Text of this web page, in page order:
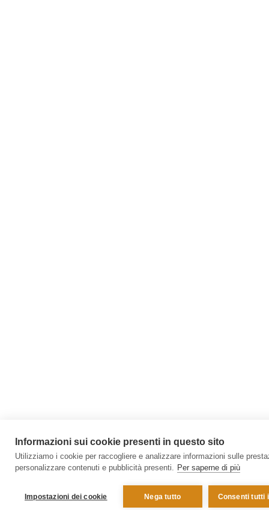
Informazioni sui cookie presenti in questo sito
Utilizziamo i cookie per raccogliere e analizzare informazioni sulle
personalizzare contenuti e pubblicità presenti. Per saperne di più
Impostazioni dei cookie Nega tutto Consenti tutti